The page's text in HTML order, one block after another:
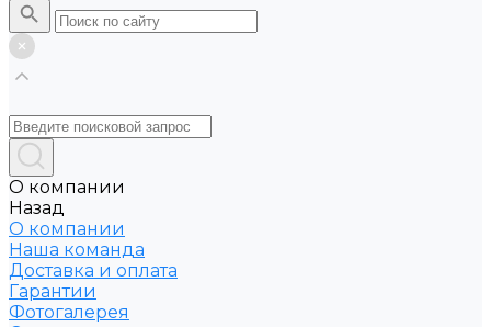
О компании
Назад
О компании
Наша команда
Доставка и оплата
Гарантии
Фотогалерея